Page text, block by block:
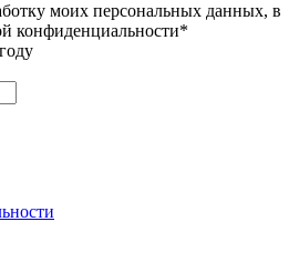
моих персональных данных, в
конфиденциальности*